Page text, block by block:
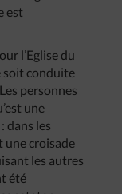
est
l’Eglise du
soit conduite
personnes
une
dans les
une croisade
les autres
été